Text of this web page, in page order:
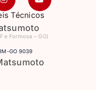
Técnicos
e Formosa – GO)
GO 9039